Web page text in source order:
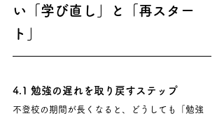
い「学び直し」と「再スター
ト」
4.1 勉強の遅れを取り戻すステップ
不登校の期間が長くなると、どうしても「勉強